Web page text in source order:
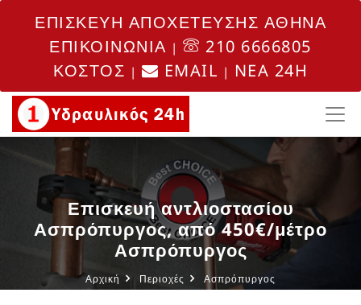
ΕΠΙΣΚΕΥΗ ΑΠΟΧΕΤΕΥΣΗΣ ΑΘΗΝΑ
ΕΠΙΚΟΙΝΩΝΙΑ |
210 6666805
ΚΟΣΤΟΣ | EMAIL | NEA 24H
Επισκευή αντλιοστασίου
Ασπρόπυργος, από 450€/μέτρο
Ασπρόπυργος
Αρχική Περιοχές Ασπρόπυργος